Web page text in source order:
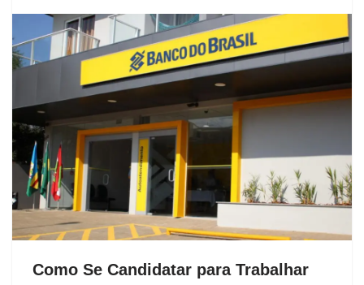
Como Se Candidatar para Trabalhar